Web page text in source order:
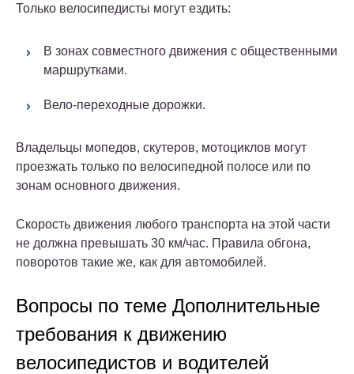
Только велосипедисты могут ездить:
В зонах совместного движения с общественными
маршрутками.
Вело-переходные дорожки.
Владельцы мопедов, скутеров, мотоциклов могут
проезжать только по велосипедной полосе или по
зонам основного движения.
Скорость движения любого транспорта на этой части
не должна превышать 30 км/час. Правила обгона,
поворотов такие же, как для автомобилей.
Вопросы по теме Дополнительные
требования к движению
велосипедистов и водителей